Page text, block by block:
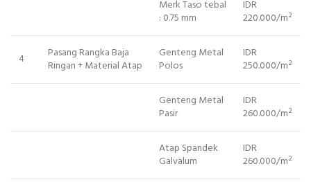
Merk Taso tebal
: 0.75 mm
IDR
220.000/m²
4
Pasang Rangka Baja
Ringan + Material Atap
Genteng Metal
Polos
IDR
250.000/m²
Genteng Metal
Pasir
IDR
260.000/m²
Atap Spandek
Galvalum
IDR
260.000/m²